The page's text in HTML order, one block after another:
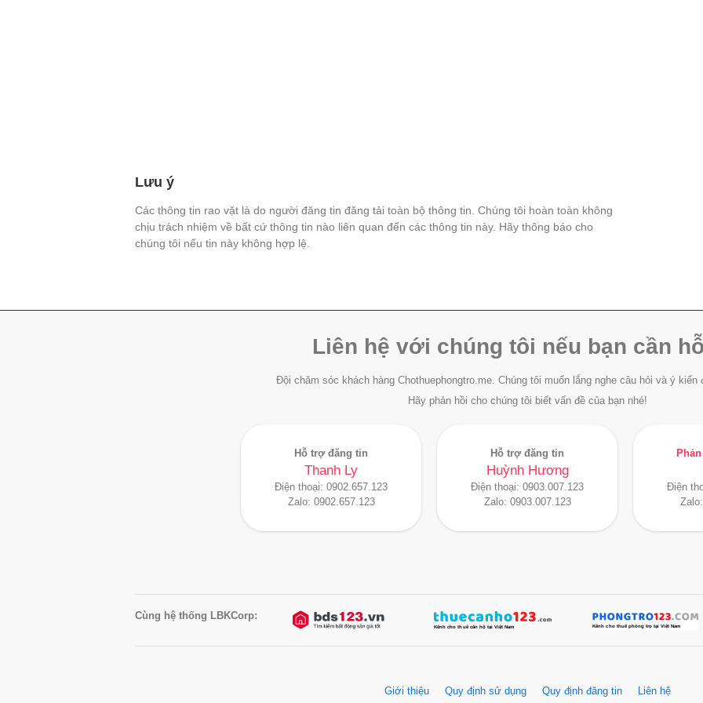
Lưu ý
Các thông tin rao vặt là do người đăng tin đăng tải toàn bộ thông tin. Chúng tôi hoàn toàn không
chịu trách nhiệm về bất cứ thông tin nào liên quan đến các thông tin này. Hãy thông báo cho
chúng tôi nếu tin này không hợp lệ.
Liên hệ với chúng tôi nếu bạn cần
Đội chăm sóc khách hàng Chothuephongtro.me. Chúng tôi muốn lắng nghe câu hỏi và ý kiến
Hãy phản hồi cho chúng tôi biết vấn đề của bạn nhé!
Hỗ trợ đăng tin
Thanh Ly
Điện thoại: 0902.657.123
Zalo: 0902.657.123
Hỗ trợ đăng tin
Huỳnh Hương
Điện thoại: 0903.007.123
Zalo: 0903.007.123
Điện
Cùng hệ thống LBKCorp:
Giới thiệu Quy định sử dụng Quy định đăng tin Liên hệ